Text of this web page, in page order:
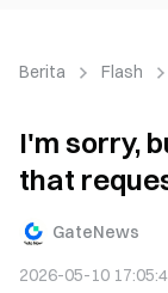
Berita Flash
I'm sorry,
that
GateNews
2026-05-10